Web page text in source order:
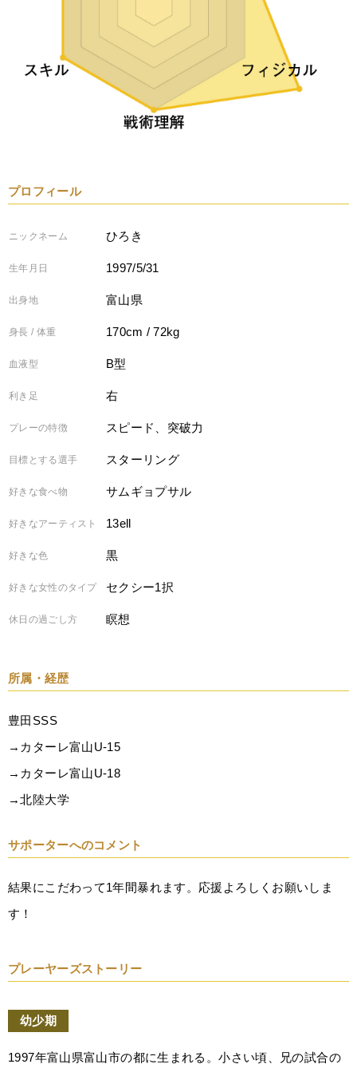
プロフィール
ニックネーム ひろき
生年月日 1997/5/31
出身地 富山県
身長 / 体重 170cm / 72kg
血液型 B型
利き足 右
プレーの特徴 スピード、突破力
目標とする選手 スターリング
好きな食べ物 サムギョプサル
好きなアーティスト 13ell
好きな色 黒
好きな女性のタイプ セクシー1択
休日の過ごし方 瞑想
所属・経歴
豊田SSS
→カターレ富山U-15
→カターレ富山U-18
→北陸大学
サポーターへのコメント
結果にこだわって1年間暴れます。応援よろしくお願いしま
す！
プレーヤーズストーリー
幼少期
1997年富山県富山市の都に生まれる。小さい頃、兄の試合の